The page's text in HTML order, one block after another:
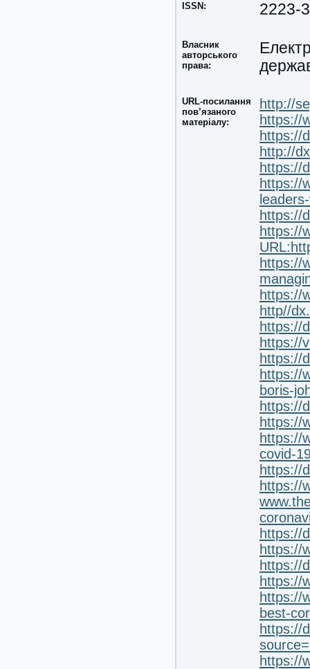
ISSN: 2223-
Власник
авторського
права:
URL-посилання
пов’язаного
матеріалу:
http://
https://
https://
http://
https://
https://
https://
https://
https://
https://
http//
https://
https://
https://
https://
boris-
https://
https://
https://
covid-
https://
https://
https://
https://
https://
https://
https://
best-
https://
https://